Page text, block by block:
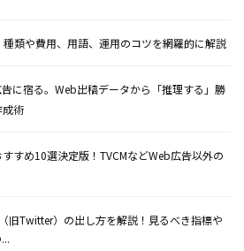
類や費用、用語、運用のコツを網羅的に解説
に宿る。Web出稿データから「推理する」勝
成術
すめ10選決定版！TVCMなどWeb広告以外の
旧Twitter）の出し方を解説！見るべき指標や